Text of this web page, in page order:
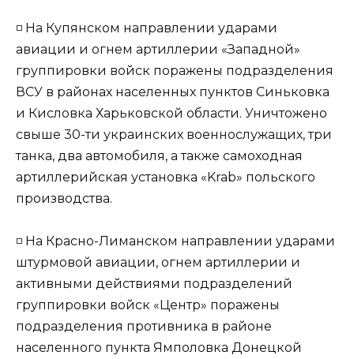
◽️ На Купянском направлении ударами
авиации и огнем артиллерии «Западной»
группировки войск поражены подразделения
ВСУ в районах населенных пунктов Синьковка
и Кисловка Харьковской области. Уничтожено
свыше 30-ти украинских военнослужащих, три
танка, два автомобиля, а также самоходная
артиллерийская установка «Krab» польского
производства.
◽️ На Красно-Лиманском направлении ударами
штурмовой авиации, огнем артиллерии и
активными действиями подразделений
группировки войск «Центр» поражены
подразделения противника в районе
населенного пункта Ямполовка Донецкой